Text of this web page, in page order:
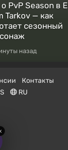
PvP Season в
Tarkov — как
сезонный
назад
Контакты
RU